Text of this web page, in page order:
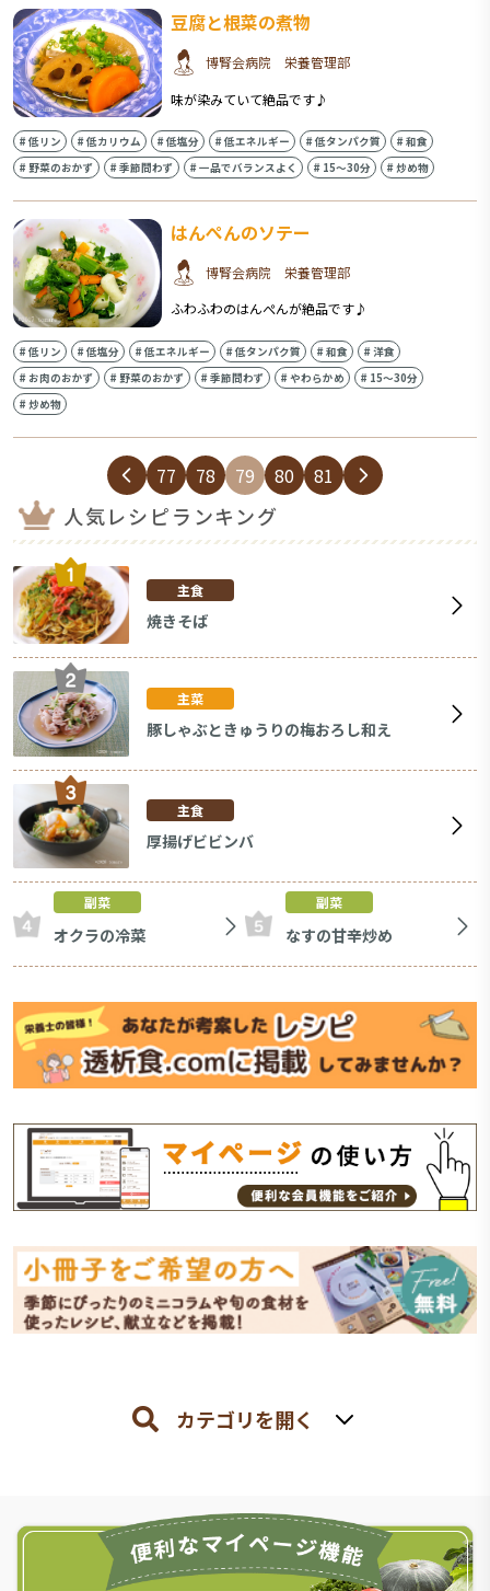
豆腐と根菜の煮物
博腎会病院 栄養管理部
味が染みていて絶品です♪
#低リン #低カリウム #低塩分 #低エネルギー #低タンパク質 #和食
#野菜のおかず #季節問わず #一品でバランスよく # 15〜30分 #炒め物
はんぺんのソテー
博腎会病院 栄養管理部
ふわふわのはんぺんが絶品です♪
#低リン #低塩分 #低エネルギー #低タンパク質 #和食 #洋食
# お肉のおかず # 野菜のおかず #季節問わず #やわらかめ # 15〜30分
#炒め物
77 78 79 80 81
人気レシピランキング
主食
焼きそば
主菜
豚しゃぶときゅうりの梅おろし和え
主食
厚揚げビビンバ
副菜
オクラの冷菜
副菜
なすの甘辛炒め
カテゴリを開く